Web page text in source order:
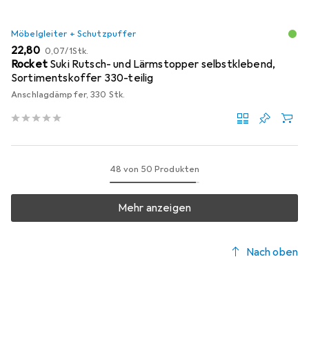
Möbelgleiter + Schutzpuffer
EUR
22,80 EUR
0,07/1Stk.
Rocket Suki Rutsch- und Lärmstopper selbstklebend,
Sortimentskoffer 330-teilig
Anschlagdämpfer, 330 Stk.
48 von 50 Produkten
Mehr anzeigen
Nach oben